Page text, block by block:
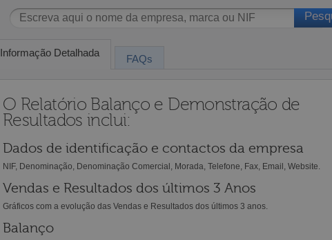
Informação Detalhada
FAQs
O Relatório Balanço e Demonstração de
Resultados inclui:
Dados de identificação e contactos da empresa
NIF, Denominação, Denominação Comercial, Morada, Telefone, Fax, Email, Website.
Vendas e Resultados dos últimos 3 Anos
Gráficos com a evolução das Vendas e Resultados dos últimos 3 anos.
Balanço